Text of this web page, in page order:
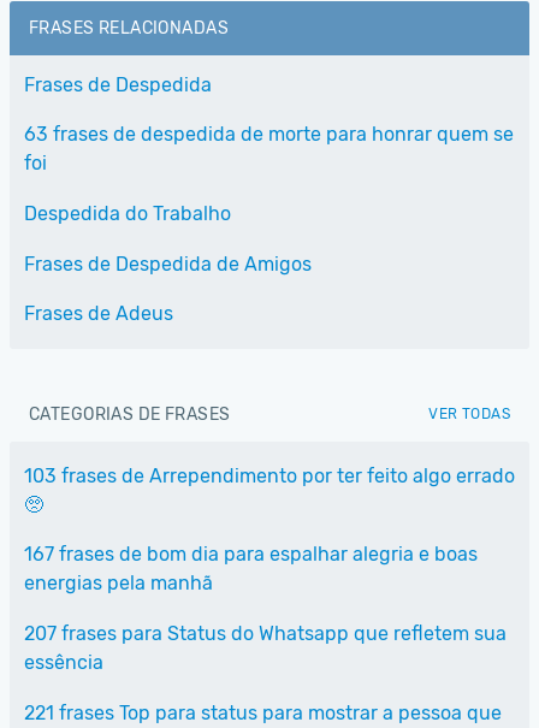
FRASES RELACIONADAS
Frases de Despedida
63 frases de despedida de morte para honrar quem se
foi
Despedida do Trabalho
Frases de Despedida de Amigos
Frases de Adeus
CATEGORIAS DE FRASES VER TODAS
103 frases de Arrependimento por ter feito algo errado
🥺
167 frases de bom dia para espalhar alegria e boas
energias pela manhã
207 frases para Status do Whatsapp que refletem sua
essência
221 frases Top para status para mostrar a pessoa que